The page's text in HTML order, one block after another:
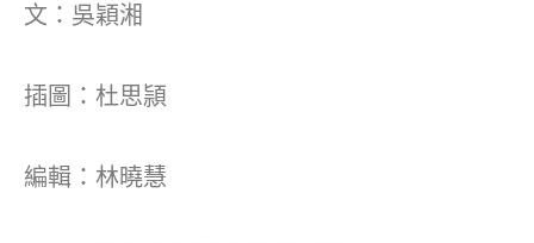
文：吳穎湘
插圖：杜思頴
編輯：林曉慧